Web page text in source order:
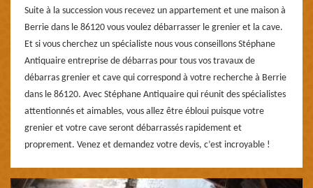
Suite à la succession vous recevez un appartement et une maison à
Berrie dans le 86120 vous voulez débarrasser le grenier et la cave.
Et si vous cherchez un spécialiste nous vous conseillons Stéphane
Antiquaire entreprise de débarras pour tous vos travaux de
débarras grenier et cave qui correspond à votre recherche à Berrie
dans le 86120. Avec Stéphane Antiquaire qui réunit des spécialistes
attentionnés et aimables, vous allez être ébloui puisque votre
grenier et votre cave seront débarrassés rapidement et
proprement. Venez et demandez votre devis, c’est incroyable !